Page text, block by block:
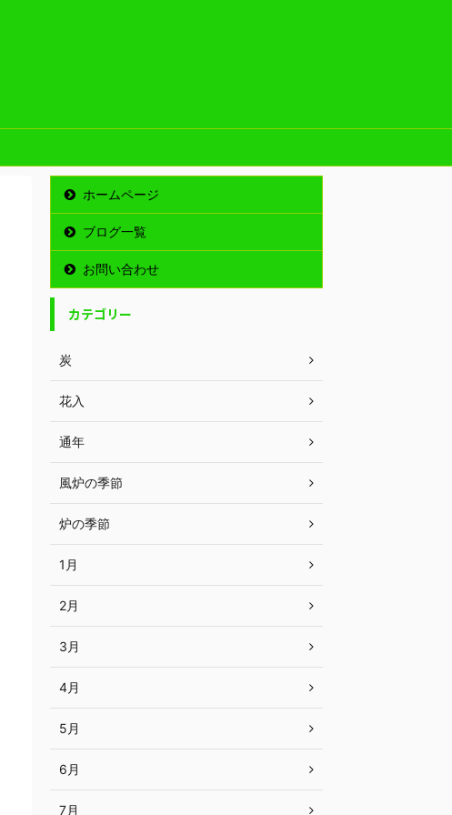
ホームページ
ブログ一覧
お問い合わせ
カテゴリー
炭
花入
通年
風炉の季節
炉の季節
1月
2月
3月
4月
5月
6月
7月